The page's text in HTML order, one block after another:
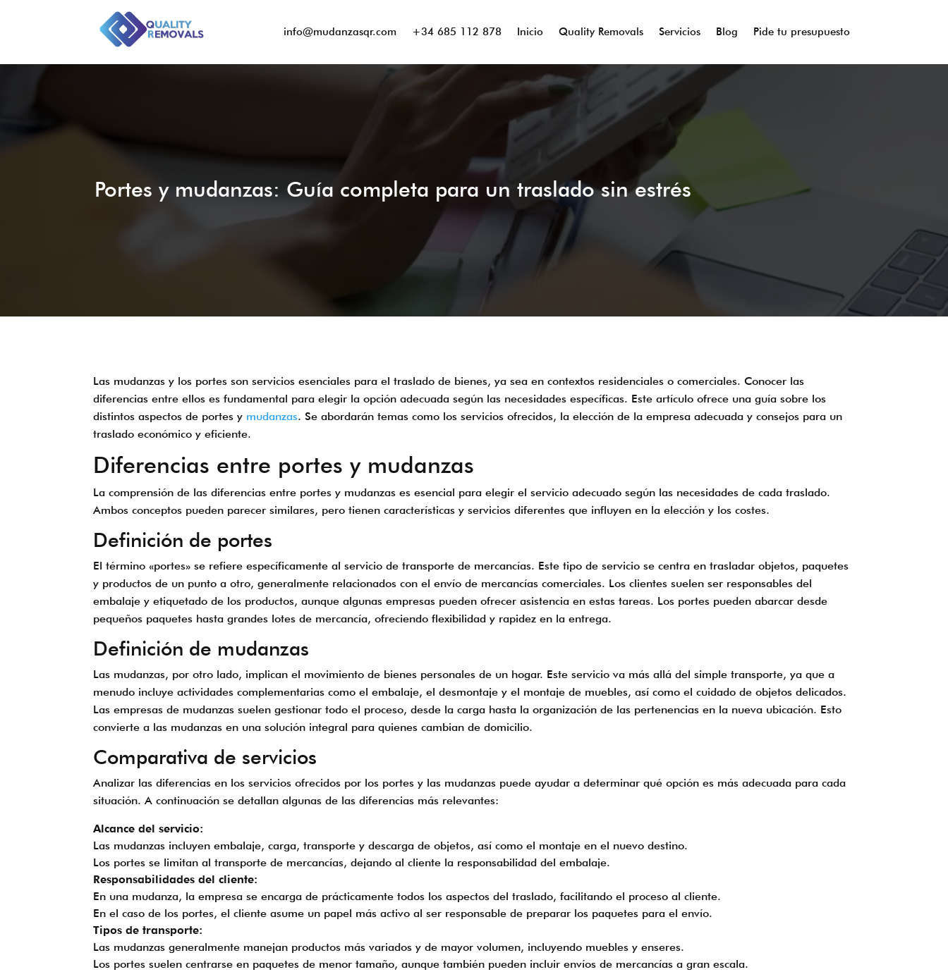
info@mudanzasqr.com +34 685 112 878 Inicio Quality Removals Servicios Blog Pide tu presupuesto
Portes y mudanzas: Guía completa para un traslado sin estrés
Las mudanzas y los portes son servicios esenciales para el traslado de bienes, ya sea en contextos residenciales o comerciales. Conocer las
diferencias entre ellos es fundamental para elegir la opción adecuada según las necesidades específicas. Este artículo ofrece una guía sobre los
distintos aspectos de portes y mudanzas. Se abordarán temas como los servicios ofrecidos, la elección de la empresa adecuada y consejos para un
traslado económico y eficiente.
Diferencias entre portes y mudanzas
La comprensión de las diferencias entre portes y mudanzas es esencial para elegir el servicio adecuado según las necesidades de cada traslado.
Ambos conceptos pueden parecer similares, pero tienen características y servicios diferentes que influyen en la elección y los costes.
Definición de portes
El término «portes» se refiere específicamente al servicio de transporte de mercancías. Este tipo de servicio se centra en trasladar objetos, paquetes
y productos de un punto a otro, generalmente relacionados con el envío de mercancías comerciales. Los clientes suelen ser responsables del
embalaje y etiquetado de los productos, aunque algunas empresas pueden ofrecer asistencia en estas tareas. Los portes pueden abarcar desde
pequeños paquetes hasta grandes lotes de mercancía, ofreciendo flexibilidad y rapidez en la entrega.
Definición de mudanzas
Las mudanzas, por otro lado, implican el movimiento de bienes personales de un hogar. Este servicio va más allá del simple transporte, ya que a
menudo incluye actividades complementarias como el embalaje, el desmontaje y el montaje de muebles, así como el cuidado de objetos delicados.
Las empresas de mudanzas suelen gestionar todo el proceso, desde la carga hasta la organización de las pertenencias en la nueva ubicación. Esto
convierte a las mudanzas en una solución integral para quienes cambian de domicilio.
Comparativa de servicios
Analizar las diferencias en los servicios ofrecidos por los portes y las mudanzas puede ayudar a determinar qué opción es más adecuada para cada
situación. A continuación se detallan algunas de las diferencias más relevantes:
Alcance del servicio:
Las mudanzas incluyen embalaje, carga, transporte y descarga de objetos, así como el montaje en el nuevo destino.
Los portes se limitan al transporte de mercancías, dejando al cliente la responsabilidad del embalaje.
Responsabilidades del cliente:
En una mudanza, la empresa se encarga de prácticamente todos los aspectos del traslado, facilitando el proceso al cliente.
En el caso de los portes, el cliente asume un papel más activo al ser responsable de preparar los paquetes para el envío.
Tipos de transporte:
Las mudanzas generalmente manejan productos más variados y de mayor volumen, incluyendo muebles y enseres.
Los portes suelen centrarse en paquetes de menor tamaño, aunque también pueden incluir envíos de mercancías a gran escala.